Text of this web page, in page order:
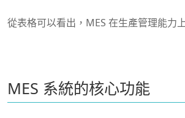
從表格可以看出，MES 在生產管理能力
MES 系統的核心功能